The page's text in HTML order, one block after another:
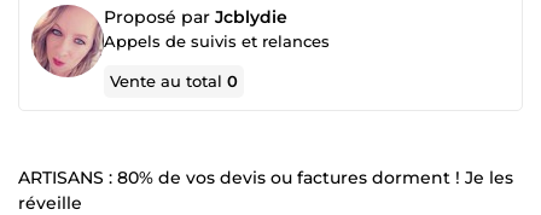
Proposé par Jcblydie
Appels de suivis et relances
Vente au total0
ARTISANS : 80% de vos devis ou factures dorment ! Je les
réveille